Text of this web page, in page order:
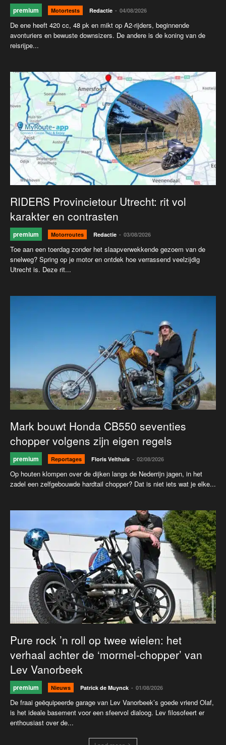
premium Motortests Redactie - 04/08/2026
De ene heeft 420 cc, 48 pk en mikt op A2-rijders, beginnende
avonturiers en bewuste downsizers. De andere is de koning van de
reisrijpe...
RIDERS Provincietour Utrecht: rit vol
karakter en contrasten
premium Motorroutes Redactie - 03/08/2026
Toe aan een toerdag zonder het slaapverwekkende gezoem van de
snelweg? Spring op je motor en ontdek hoe verrassend veelzijdig
Utrecht is. Deze rit...
Mark bouwt Honda CB550 seventies
chopper volgens zijn eigen regels
premium Reportages Floris Velthuis - 02/08/2026
Op houten klompen over de dijken langs de Nederrijn jagen, in het
zadel een zelfgebouwde hardtail chopper? Dat is niet iets wat je elke...
Pure rock ’n roll op twee wielen: het
verhaal achter de ‘mormel-chopper’ van
Lev Vanorbeek
premium Nieuws Patrick de Muynck - 01/08/2026
De fraai geëquipeerde garage van Lev Vanorbeek’s goede vriend Olaf,
is het ideale basement voor een sfeervol dialoog. Lev filosofeert er
enthousiast over de...